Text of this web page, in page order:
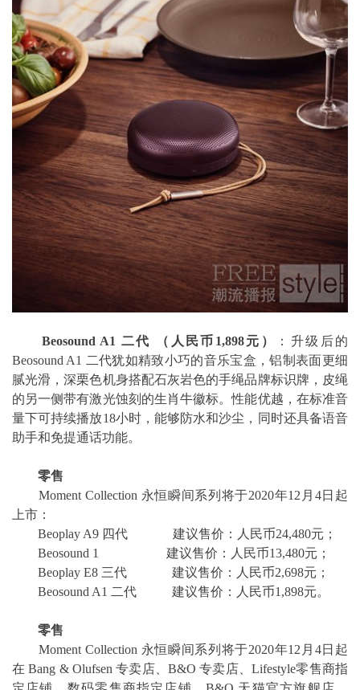
Beosound A1 二代 （人民币1,898元）
：升级后的
Beosound A1 二代犹如精致小巧的音乐宝盒，铝制表面更细
腻光滑，深栗色机身搭配石灰岩色的手绳品牌标识牌，皮绳
的另一侧带有激光蚀刻的生肖牛徽标。性能优越，在标准音
量下可持续播放18小时，能够防水和沙尘，同时还具备语音
助手和免提通话功能。
零售
Moment Collection 永恒瞬间系列将于2020年12月4日起
上市：
Beoplay A9 四代 建议售价：人民币24,480元；
Beosound 1 建议售价：人民币13,480元；
Beoplay E8 三代 建议售价：人民币2,698元；
Beosound A1 二代 建议售价：人民币1,898元。
零售
Moment Collection 永恒瞬间系列将于2020年12月4日起
在 Bang & Olufsen 专卖店、B&O 专卖店、Lifestyle零售商指